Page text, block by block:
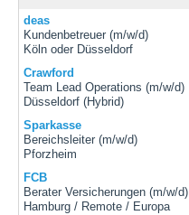
deas
Kundenbetreuer (m/w/d)
Köln oder Düsseldorf
Crawford
Team Lead Operations (m/w/d)
Düsseldorf (Hybrid)
Sparkasse
Bereichsleiter (m/w/d)
Pforzheim
FCB
Berater Versicherungen (m/w/d)
Hamburg / Remote / Europa